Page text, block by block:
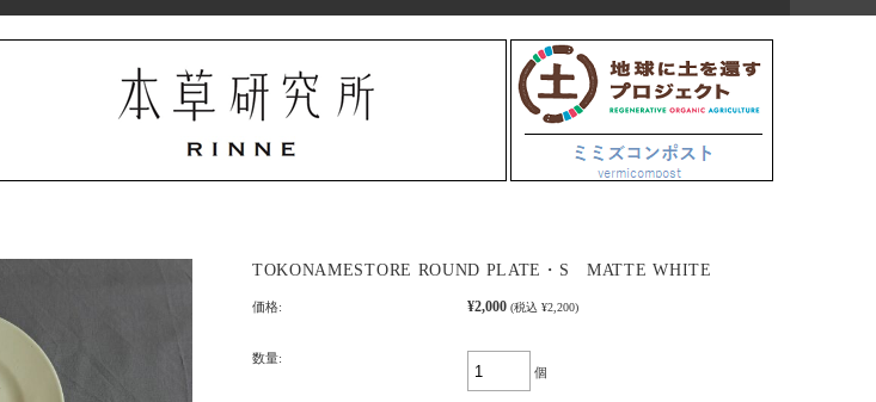
TOKONAMESTORE ROUND PLATE・S MATTE WHITE
価格: ¥2,000 (税込 ¥2,200)
数量:
個